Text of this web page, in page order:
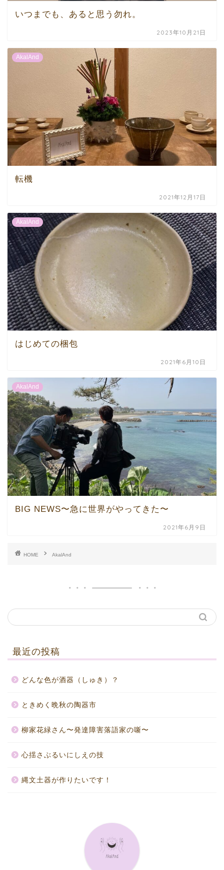
いつまでも、あると思う勿れ。
2023年10月21日
AkalAnd
転機
2021年12月17日
AkalAnd
はじめての梱包
2021年6月10日
AkalAnd
BIG NEWS〜急に世界がやってきた〜
2021年6月9日
HOME AkalAnd
最近の投稿
どんな色が酒器（しゅき）？
ときめく晩秋の陶器市
柳家花緑さん〜発達障害落語家の噺〜
心揺さぶるいにしえの技
縄文土器が作りたいです！